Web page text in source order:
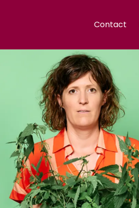
Contact